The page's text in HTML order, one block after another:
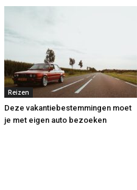
Reizen
Deze vakantiebestemmingen moet
je met eigen auto bezoeken